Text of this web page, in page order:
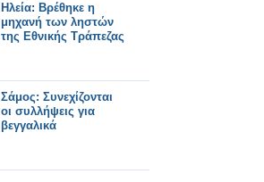
Ηλεία: Βρέθηκε η
μηχανή των ληστών
της Εθνικής Τράπεζας
Σάμος: Συνεχίζονται
οι συλλήψεις για
βεγγαλικά